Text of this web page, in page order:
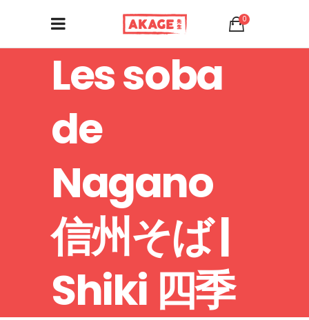
0
Les soba
de
Nagano
信州そば |
Shiki 四季